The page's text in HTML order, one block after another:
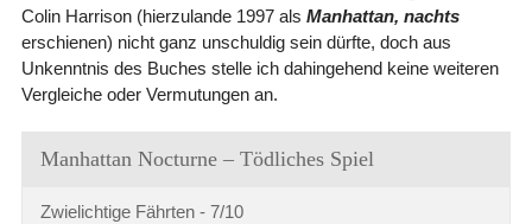
Colin Harrison (hierzulande 1997 als Manhattan, nachts
erschienen) nicht ganz unschuldig sein dürfte, doch aus
Unkenntnis des Buches stelle ich dahingehend keine weiteren
Vergleiche oder Vermutungen an.
Manhattan Nocturne – Tödliches Spiel
Zwielichtige Fährten - 7/10